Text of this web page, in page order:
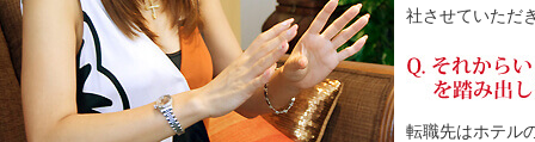
社させていただ
転職先はホテル